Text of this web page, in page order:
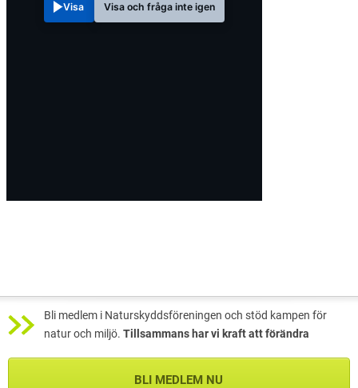
Visa Visa och fråga inte igen
Bli medlem i Naturskyddsföreningen och stöd kampen för
natur och miljö. Tillsammans har vi kraft att förändra
BLI MEDLEM NU